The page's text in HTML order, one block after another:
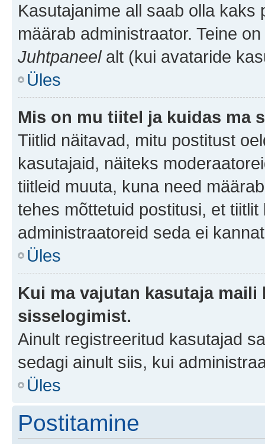
Kasutajanime all saab olla kaks
määrab administraator. Teine
Juhtpaneelalt (kui avataride
Üles
Mis on mu tiitel ja kuidas ma
Tiitlid näitavad, mitu postitust
kasutajaid, näiteks
tiitleid muuta, kuna need
tehes mõttetuid postitusi, et
administraatoreid seda ei
Üles
Kui ma vajutan kasutaja
sisselogimist.
Ainult registreeritud kasutajad
sedagi ainult siis, kui
Üles
Postitamine